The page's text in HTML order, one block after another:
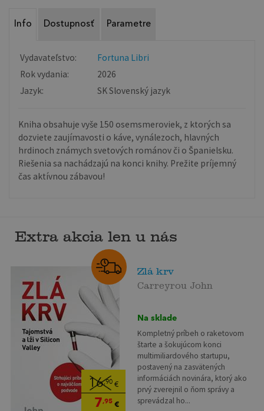
Info Dostupnosť Parametre
Vydavateľstvo:
Fortuna Libri
Rok vydania:
2026
Jazyk:
SK Slovenský jazyk
Kniha obsahuje vyše 150 osemsmeroviek, z ktorých sa
dozviete zaujímavosti o káve, vynálezoch, hlavných
hrdinoch známych svetových románov či o Španielsku.
Riešenia sa nachádzajú na konci knihy. Prežite príjemný
čas aktívnou zábavou!
Extra akcia len u nás
16,90 €
7,95 €
Zlá krv
Carreyrou John
Na sklade
Kompletný príbeh o raketovom
štarte a šokujúcom konci
multimiliardového startupu,
postavený na zasvätených
informáciách novinára, ktorý ako
prvý zverejnil o ňom správy a
sprevádzal ho...